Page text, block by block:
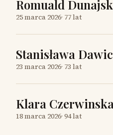
Romuald
25 marca 2026· 77 lat
Stanisława
23 marca 2026· 73 lat
Klara
18 marca 2026· 94 lat